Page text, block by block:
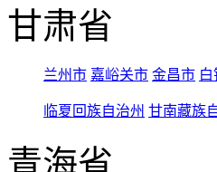
甘肃省
兰州市 嘉峪关市 金昌市
临夏回族自治州 甘南藏族
青海省